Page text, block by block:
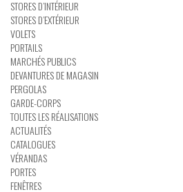
STORES D’INTÉRIEUR
STORES D’EXTÉRIEUR
VOLETS
PORTAILS
MARCHÉS PUBLICS
DEVANTURES DE MAGASIN
PERGOLAS
GARDE-CORPS
TOUTES LES RÉALISATIONS
ACTUALITÉS
CATALOGUES
VÉRANDAS
PORTES
FENÊTRES